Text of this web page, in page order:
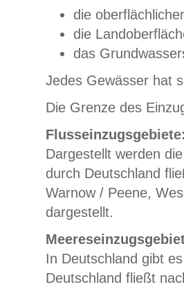
die
die
das
Jedes Gewässer hat
Die Grenze des
Dargestellt werden
durch Deutschland
Warnow / Peene,
dargestellt.
In Deutschland gibt
Deutschland fließt